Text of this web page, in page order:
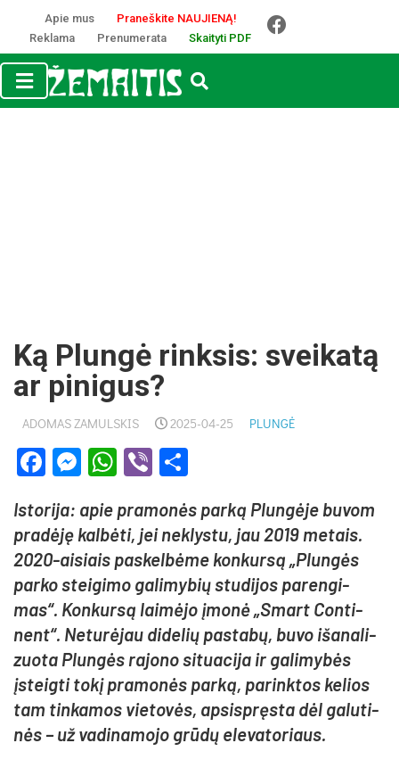
Apie mus
Praneškite NAUJIENĄ!
Reklama
Prenumerata Skaityti PDF
Ką Plun­gė rink­sis: svei­ka­tą
ar pi­ni­gus?
ADOMAS ZAMULSKIS 2025-04-25 PLUNGĖ
Facebook
Messenger
WhatsApp
Viber
Is­to­ri­ja: apie pra­mo­nės par­ką Plun­gė­je bu­vom
pra­dė­ję kal­bė­ti, jei ne­klys­tu, jau 2019 me­tais.
2020-ai­siais pa­skel­bė­me kon­kur­są „Plun­gės
par­ko stei­gi­mo ga­li­my­bių stu­di­jos pa­ren­gi­
mas“. Kon­kur­są lai­mė­jo įmo­nė „Smart Con­ti­
nent“. Ne­tu­rė­jau di­de­lių pa­sta­bų, bu­vo iša­na­li­
zuo­ta Plun­gės ra­jo­no si­tua­ci­ja ir ga­li­my­bės
įsteig­ti to­kį pra­mo­nės par­ką, pa­rink­tos ke­lios
tam tin­ka­mos vie­to­vės, ap­si­spręs­ta dėl ga­lu­ti­
nės – už va­di­na­mo­jo grū­dų ele­va­to­riaus.